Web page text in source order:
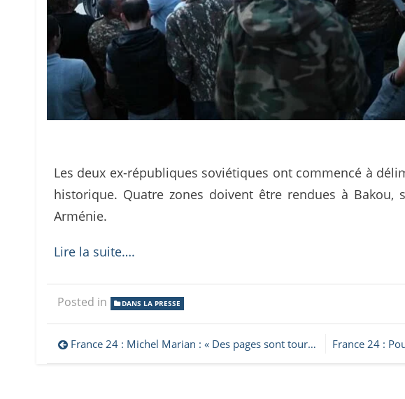
Les deux ex-républiques soviétiques ont commencé à
historique. Quatre zones doivent être rendues à Bakou,
Arménie.
Lire la suite….
Posted in DANS LA PRESSE
Navigation
de
France 24 : Michel Marian : « Des pages sont tournables, d’autres ne le sont pas »